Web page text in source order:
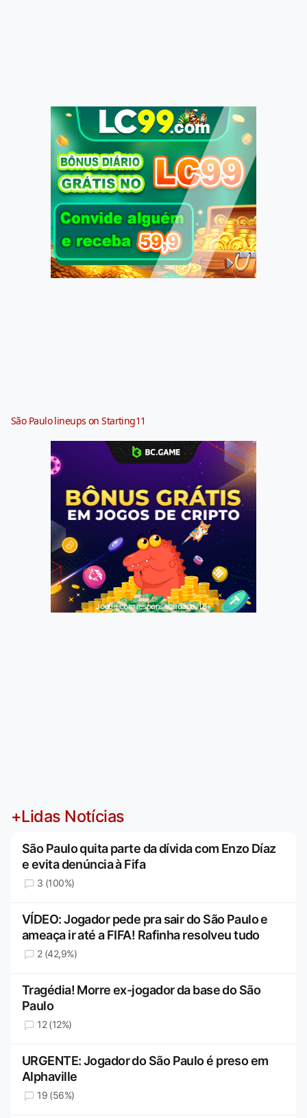
São Paulo lineups on Starting11
Jogue com responsabilidade. 18+
+Lidas Notícias
São Paulo quita parte da dívida com Enzo Díaz
e evita denúncia à Fifa
3 (100%)
VÍDEO: Jogador pede pra sair do São Paulo e
ameaça ir até a FIFA! Rafinha resolveu tudo
2 (42,9%)
Tragédia! Morre ex-jogador da base do São
Paulo
12 (12%)
URGENTE: Jogador do São Paulo é preso em
Alphaville
19 (56%)